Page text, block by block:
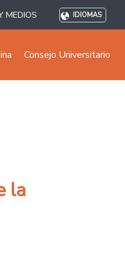
MEDIOS IDIOMAS
Consejo Universitario
la